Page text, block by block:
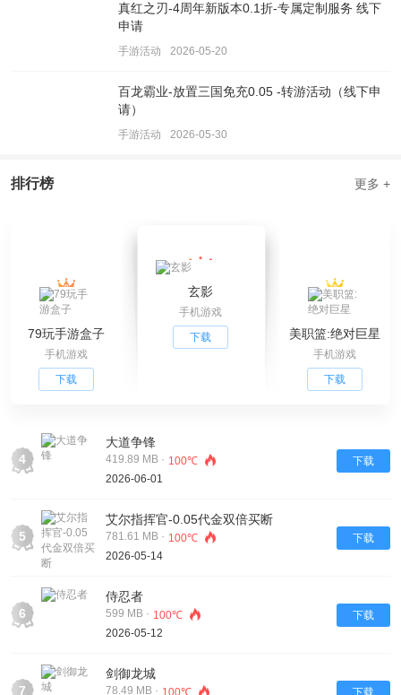
真红之刃-4周年新版本0.1折-专属定制服务 线下
申请
手游活动 2026-05-20
百龙霸业-放置三国免充0.05 -转游活动（线下申
请）
手游活动 2026-05-30
排行榜 更多 +
79玩手游盒子
手机游戏
下载
玄影
手机游戏
下载
美职篮:绝对巨星
手机游戏
下载
4
大道争锋
419.89 MB · 100℃
2026-06-01
下载
5
艾尔指挥官-0.05代金双倍买断
781.61 MB · 100℃
2026-05-14
下载
6
侍忍者
599 MB · 100℃
2026-05-12
下载
7
剑御龙城
78.49 MB · 100℃ 下载